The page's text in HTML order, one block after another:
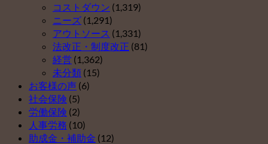
コストダウン (1,319)
ニーズ (1,291)
アウトソース (1,331)
法改正・制度改正 (81)
経営 (1,362)
未分類 (15)
お客様の声 (6)
社会保険 (5)
労働保険 (2)
人事労務 (10)
助成金・補助金 (12)